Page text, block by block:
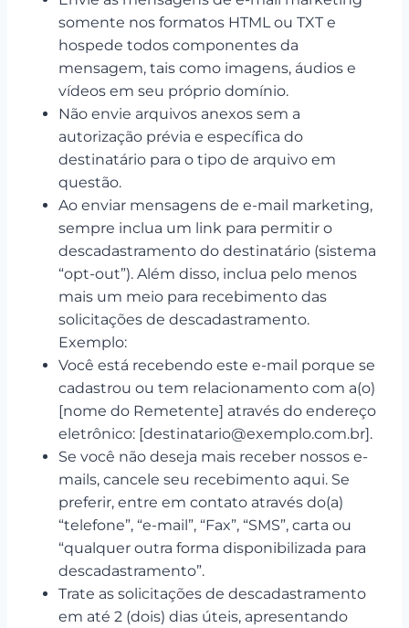
somente nos formatos HTML ou TXT e
hospede todos componentes da
mensagem, tais como imagens, áudios e
vídeos em seu próprio domínio.
Não envie arquivos anexos sem a
autorização prévia e específica do
destinatário para o tipo de arquivo em
questão.
Ao enviar mensagens de e-mail marketing,
sempre inclua um link para permitir o
descadastramento do destinatário (sistema
“opt-out”). Além disso, inclua pelo menos
mais um meio para recebimento das
solicitações de descadastramento.
Exemplo:
Você está recebendo este e-mail porque se
cadastrou ou tem relacionamento com a(o)
[nome do Remetente] através do endereço
eletrônico: [destinatario@exemplo.com.br].
Se você não deseja mais receber nossos e-
mails, cancele seu recebimento aqui. Se
preferir, entre em contato através do(a)
“telefone”, “e-mail”, “Fax”, “SMS”, carta ou
“qualquer outra forma disponibilizada para
descadastramento”.
Trate as solicitações de descadastramento
em até 2 (dois) dias úteis, apresentando